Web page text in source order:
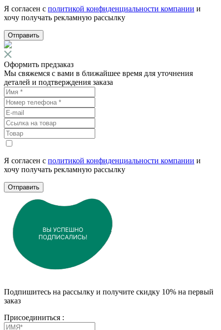
Я согласен с политикой конфиденциальности компании и
хочу получать рекламную рассылку
Отправить
Оформить предзаказ
Мы свяжемся с вами в ближайшее время для уточнения
деталей и подтверждения заказа
Я согласен с политикой конфиденциальности компании и
хочу получать рекламную рассылку
Отправить
Подпишитесь на рассылку и получите скидку 10% на первый
заказ
Присоединиться :